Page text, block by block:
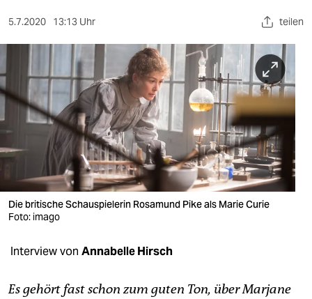
sport
berlin
nord
wahrheit
verlag
verlag
veranstaltungen
fragen & hilfe
unterstützen
5.7.2020 13:13 Uhr teilen
Die britische Schauspielerin Rosamund Pike als Marie Curie
Foto: imago
Interview von Annabelle Hirsch
Es gehört fast schon zum guten Ton, über Marjane